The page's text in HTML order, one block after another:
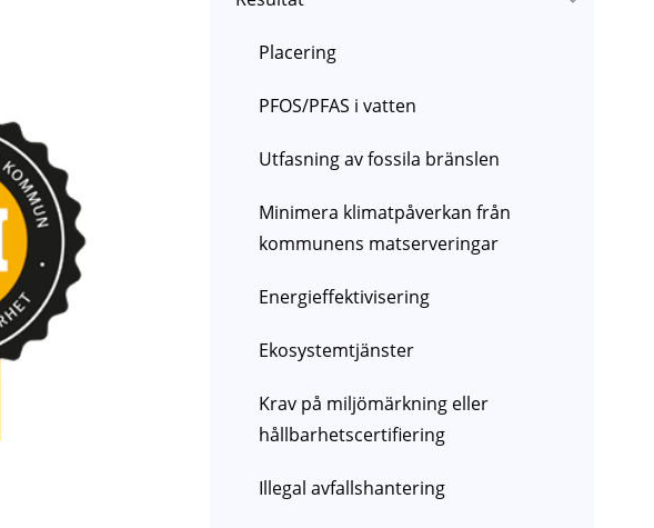
Placering
PFOS/PFAS i vatten
Utfasning av fossila bränslen
Minimera klimatpåverkan från
kommunens matserveringar
Energieffektivisering
Ekosystemtjänster
Krav på miljömärkning eller
hållbarhetscertifiering
Illegal avfallshantering